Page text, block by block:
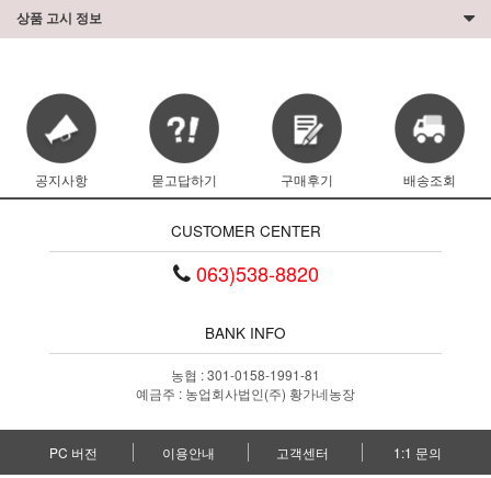
상품 고시 정보
공지사항 묻고답하기 구매후기 배송조회
CUSTOMER CENTER
063)538-8820
BANK INFO
농협 : 301-0158-1991-81
예금주 : 농업회사법인(주) 황가네농장
PC 버전 이용안내 고객센터 1:1 문의